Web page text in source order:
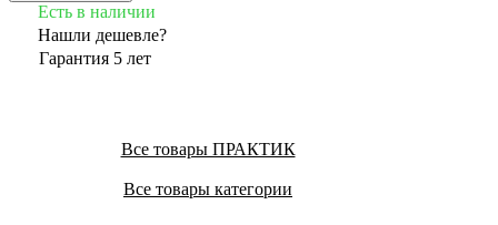
Есть в наличии
Нашли дешевле?
Гарантия 5 лет
Все товары ПРАКТИК
Все товары категории